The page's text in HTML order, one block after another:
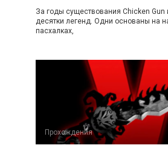
За годы существования Chicken Gun
десятки легенд. Одни основаны на
пасхалках,
Прохождения